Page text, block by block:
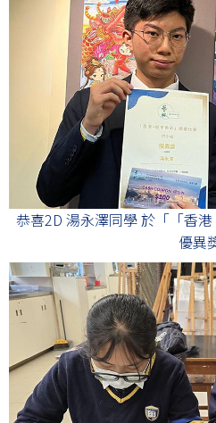
恭喜2D 湯永澤同學 於「「香
優異